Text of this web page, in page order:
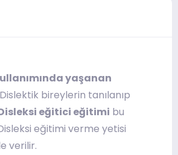
yaşanan
bireylerin tanılanıp
eğitici eğitimi bu
eğitimi verme yetisi
verilir.